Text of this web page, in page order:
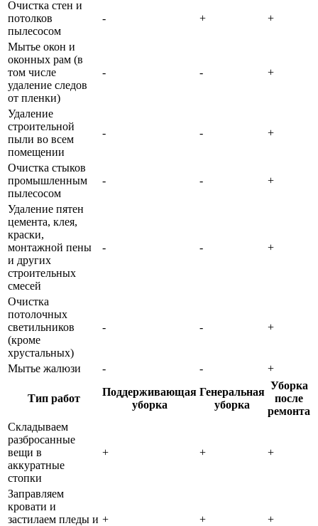
Очистка стен и
потолков
пылесосом
- + +
Мытье окон и
оконных рам (в
том числе
удаление следов
от пленки)
- - +
Удаление
строительной
пыли во всем
помещении
- - +
Очистка стыков
промышленным
пылесосом
- - +
Удаление пятен
цемента, клея,
краски,
монтажной пены
и других
строительных
смесей
- - +
Очистка
потолочных
светильников
(кроме
хрустальных)
- - +
Мытье жалюзи - - +
Тип работ
Поддерживающая
уборка
Генеральная
уборка
Уборка
после
ремонта
Складываем
разбросанные
вещи в
аккуратные
стопки
+ + +
Заправляем
кровати и
застилаем пледы и + + +